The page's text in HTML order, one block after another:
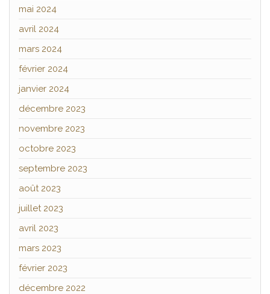
mai 2024
avril 2024
mars 2024
février 2024
janvier 2024
décembre 2023
novembre 2023
octobre 2023
septembre 2023
août 2023
juillet 2023
avril 2023
mars 2023
février 2023
décembre 2022